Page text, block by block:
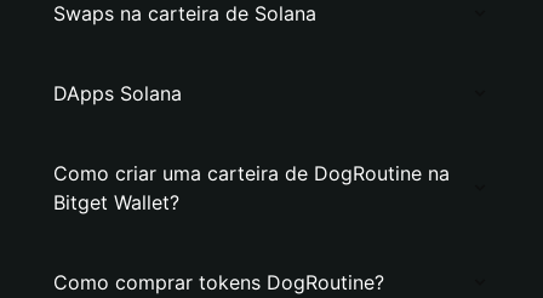
Swaps na carteira de Solana
DApps Solana
Como criar uma carteira de DogRoutine na
Bitget Wallet?
Como comprar tokens DogRoutine?